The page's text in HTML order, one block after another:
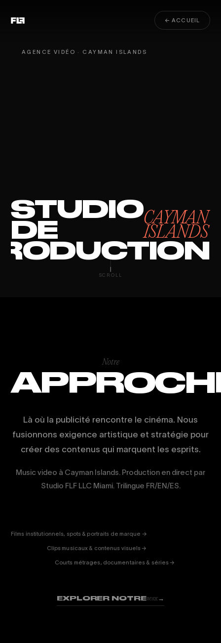
← ACCUEIL
MUSIC
AGENCE VIDÉO · CAYMAN ISLANDS
STUDIO
DE CAYMAN
ISLANDS
SCROLL
Notre
Là où la publicité rencontre le cinéma. Nous
fusionnons exigence artistique et stratégie pour
créer des contenus qui marquent les esprits.
Music video à Cayman Islands. Production en direct par
Studio FLF LLC Miami. Trilingue FR/EN/ES.
Films institutionnels, spots & portraits de marque →
Clips musicaux & contenus visuels →
FICTION
& DOC
Courts métrages, documentaires & séries →
EXPLORER NOTREWORK→